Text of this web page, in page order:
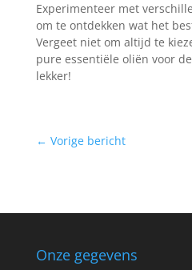
Experimenteer met
om te ontdekken wat het
Vergeet niet om altijd te
pure essentiële oliën voor
lekker!
← Vorige bericht
Onze gegevens